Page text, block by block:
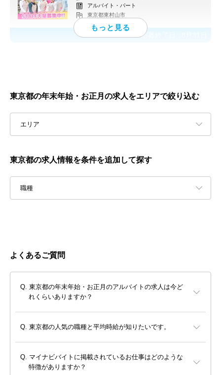
アルバイト・パート
東京都東村山市
応募終了日：
東京都の年末年始・お正月の求人をエリアで絞り込む
エリア
東京都の求人情報を条件を追加して探す
職種
よくあるご質問
東京都の年末年始・お正月のアルバイトの求人は今ど
れくらいありますか？
東京都の人気の職種と平均時給が知りたいです。
マイナビバイトに掲載されているお仕事はどのような
特徴がありますか？